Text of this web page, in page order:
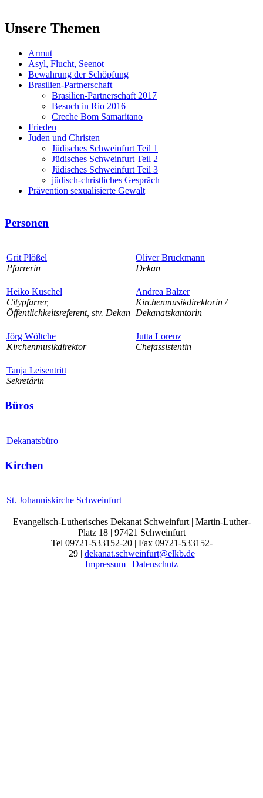
Unsere Themen
Armut
Asyl, Flucht, Seenot
Bewahrung der Schöpfung
Brasilien-Partnerschaft
Brasilien-Partnerschaft 2017
Besuch in Rio 2016
Creche Bom Samaritano
Frieden
Juden und Christen
Jüdisches Schweinfurt Teil 1
Jüdisches Schweinfurt Teil 2
Jüdisches Schweinfurt Teil 3
jüdisch-christliches Gespräch
Prävention sexualisierte Gewalt
Personen
Grit Plößel
Pfarrerin
Oliver Bruckmann
Dekan
Heiko Kuschel
Citypfarrer,
Öffentlichkeitsreferent, stv. Dekan
Andrea Balzer
Kirchenmusikdirektorin /
Dekanatskantorin
Jörg Wöltche
Kirchenmusikdirektor
Jutta Lorenz
Chefassistentin
Tanja Leisentritt
Sekretärin
Büros
Dekanatsbüro
Kirchen
St. Johanniskirche Schweinfurt
Evangelisch-Lutherisches Dekanat Schweinfurt | Martin-Luther-
Platz 18 | 97421 Schweinfurt
Tel 09721-533152-20 | Fax 09721-533152-
29 | dekanat.schweinfurt@elkb.de
Impressum | Datenschutz